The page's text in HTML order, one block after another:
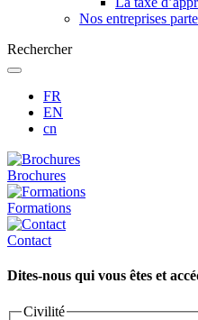
Nos entreprises
Rechercher
FR
EN
cn
Brochures
Formations
Contact
Dites-nous qui vous êtes et
Civilité